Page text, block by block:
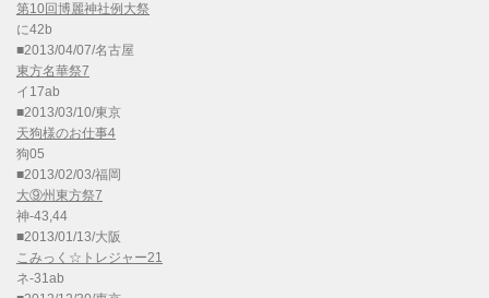
第10回博麗神社例大祭
に42b
■2013/04/07/名古屋
東方名華祭7
イ17ab
■2013/03/10/東京
天狗様のお仕事4
狗05
■2013/02/03/福岡
大⑨州東方祭7
神-43,44
■2013/01/13/大阪
こみっく☆トレジャー21
ネ-31ab